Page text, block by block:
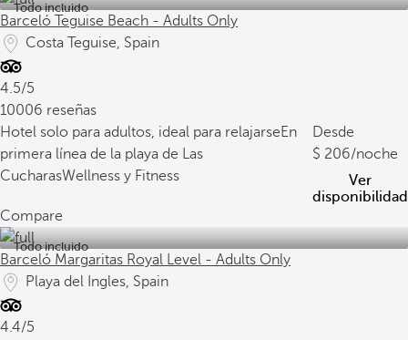
Todo incluido
Barceló Teguise Beach - Adults Only
Costa Teguise, Spain
4.5/5
10006 reseñas
Hotel solo para adultos, ideal para relajarseEn
primera línea de la playa de Las
CucharasWellness y Fitness
Desde
206/noche
Ver
disponibilidad
Compare
Todo incluido
Barceló Margaritas Royal Level - Adults Only
Playa del Ingles, Spain
4.4/5